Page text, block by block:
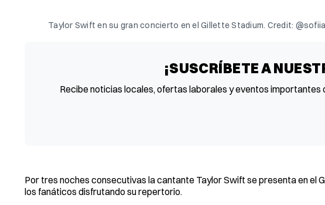
Taylor Swift en su gran concierto en el Gillette Stadium. Credit:
¡SUSCRÍBETE A
Recibe noticias locales, ofertas laborales y eventos
Por tres noches consecutivas la cantante Taylor Swift se presenta en el
los fanáticos disfrutando su repertorio.